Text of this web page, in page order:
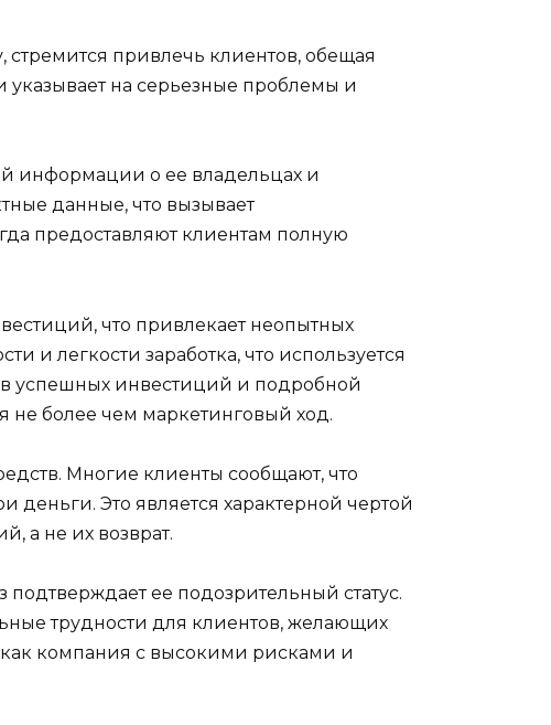
стремится привлечь клиентов, обещая
на серьезные проблемы и
информации о ее владельцах и
данные, что вызывает
предоставляют клиентам полную
что привлекает неопытных
и легкости заработка, что используется
успешных инвестиций и подробной
не более чем маркетинговый ход.
Многие клиенты сообщают, что
деньги. Это является характерной чертой
а не их возврат.
ее подозрительный статус.
трудности для клиентов, желающих
как компания с высокими рисками и